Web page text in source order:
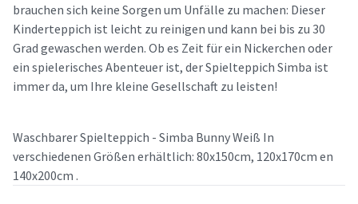
brauchen sich keine Sorgen um Unfälle zu machen: Dieser
Kinderteppich ist leicht zu reinigen und kann bei bis zu 30
Grad gewaschen werden. Ob es Zeit für ein Nickerchen oder
ein spielerisches Abenteuer ist, der Spielteppich Simba ist
immer da, um Ihre kleine Gesellschaft zu leisten!
Waschbarer Spielteppich - Simba Bunny Weiß In
verschiedenen Größen erhältlich: 80x150cm, 120x170cm en
140x200cm .